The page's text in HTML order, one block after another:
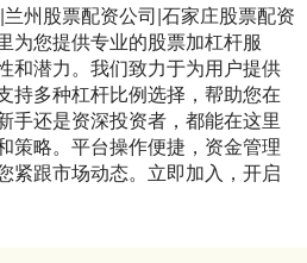
州股票配资公司|石家庄股票配资
为您提供专业的股票加杠杆服
和潜力。我们致力于为用户提供
持多种杠杆比例选择，帮助您在
手还是资深投资者，都能在这里
策略。平台操作便捷，资金管理
紧跟市场动态。立即加入，开启